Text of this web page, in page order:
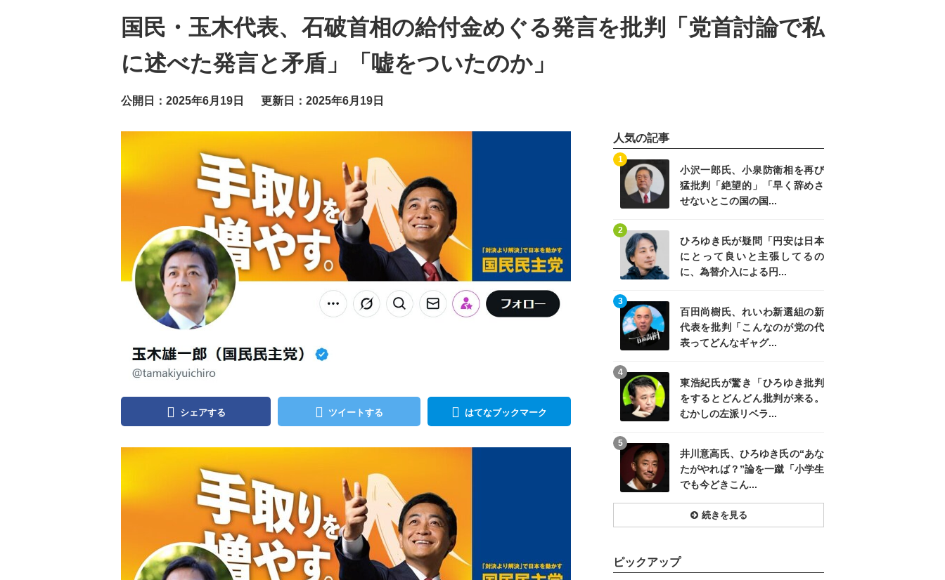
国民・玉木代表、石破首相の給付金めぐる発言を批判「党首討論で私
に述べた発言と矛盾」「嘘をついたのか」
公開日：2025年6月19日 更新日：2025年6月19日
シェアする ツイートする はてなブックマーク
人気の記事
小沢一郎氏、小泉防衛相を再び
猛批判「絶望的」「早く辞めさ
せないとこの国の国...
1
ひろゆき氏が疑問「円安は日本
にとって良いと主張してるの
に、為替介入による円...
2
百田尚樹氏、れいわ新選組の新
代表を批判「こんなのが党の代
表ってどんなギャグ...
3
東浩紀氏が驚き「ひろゆき批判
をするとどんどん批判が来る。
むかしの左派リベラ...
4
井川意高氏、ひろゆき氏の“あな
たがやれば？”論を一蹴「小学生
でも今どきこん...
5
続きを見る
ピックアップ